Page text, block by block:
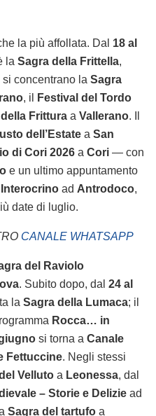
la più affollata. Dal 18 al
la Sagra della Frittella,
si concentrano la Sagra
, il
Festival del Tordo
Frittura a Vallerano. Il
dell’Estate a San
di Cori 2026 a Cori — con
e un ultimo appuntamento
ad Antrodoco,
date di luglio.
CANALE WHATSAPP
del Raviolo
. Subito dopo, dal 24 al
la Sagra della Lumaca; il
Rocca… in
si torna a Canale
Fettuccine. Negli stessi
Velluto a Leonessa, dal
– Storie e Delizie ad
Sagra del tartufo a